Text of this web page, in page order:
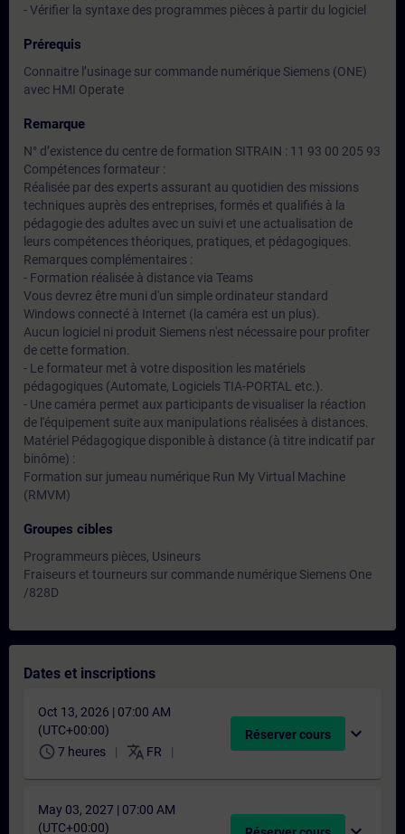
- Vérifier la syntaxe des programmes pièces à partir du logiciel
Prérequis
Connaitre l’usinage sur commande numérique Siemens (ONE)
avec HMI Operate
Remarque
N° d’existence du centre de formation SITRAIN : 11 93 00 205 93
Compétences formateur :
Réalisée par des experts assurant au quotidien des missions
techniques auprès des entreprises, formés et qualifiés à la
pédagogie des adultes avec un suivi et une actualisation de
leurs compétences théoriques, pratiques, et pédagogiques.
Remarques complémentaires :
- Formation réalisée à distance via Teams
Vous devrez être muni d'un simple ordinateur standard
Windows connecté à Internet (la caméra est un plus).
Aucun logiciel ni produit Siemens n'est nécessaire pour profiter
de cette formation.
- Le formateur met à votre disposition les matériels
pédagogiques (Automate, Logiciels TIA-PORTAL etc.).
- Une caméra permet aux participants de visualiser la réaction
de l'équipement suite aux manipulations réalisées à distances.
Matériel Pédagogique disponible à distance (à titre indicatif par
binôme) :
Formation sur jumeau numérique Run My Virtual Machine
(RMVM)
Groupes cibles
Programmeurs pièces, Usineurs
Fraiseurs et tourneurs sur commande numérique Siemens One
/828D
Dates et inscriptions
Oct 13, 2026 | 07:00 AM
(UTC+00:00)
schedule 7 heures translate FR
Réserver cours expand_more
May 03, 2027 | 07:00 AM
(UTC+00:00)